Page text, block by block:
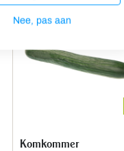
Komkommer
Nee, pas aan